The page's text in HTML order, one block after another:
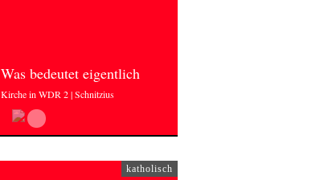
Was bedeutet eigentlich
Kirche in WDR 2 | Schnitzius
katholisch